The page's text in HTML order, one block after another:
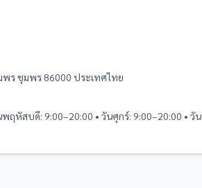
พร ชุมพร 86000 ประเทศไทย
ฤหัสบดี: 9:00–20:00 • วันศุกร์: 9:00–20:00 • วัน